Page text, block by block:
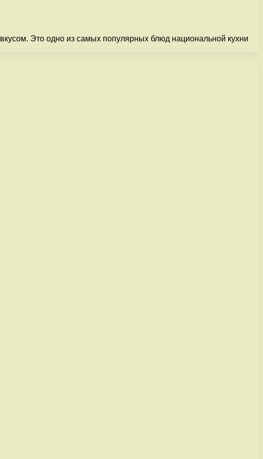
Это одно из самых популярных блюд национальной кухни